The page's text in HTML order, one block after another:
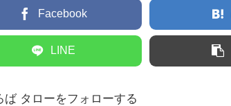
Facebook
LINE
ば タローをフォローする